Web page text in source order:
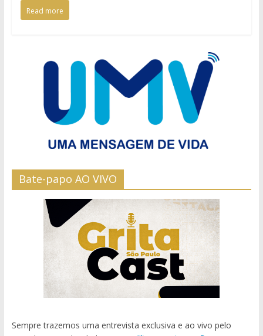
Read more
Bate-papo AO VIVO
Sempre trazemos uma entrevista exclusiva e ao vivo pelo